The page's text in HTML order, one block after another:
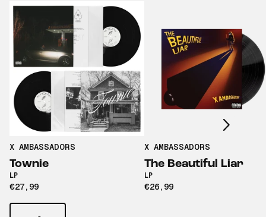
X AMBASSADORS
Townie
LP
€27,99
X AMBASSADORS
The Beautiful Liar
LP
€26,99
Scroll right